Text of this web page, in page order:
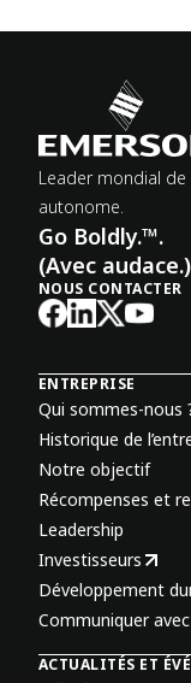
Leader mondial de
autonome.
Go Boldly.™.
(Avec audace.)
NOUS CONTACTER
ENTREPRISE
Qui sommes-nous
Historique de
Notre objectif
Récompenses et
Leadership
Investisseurs
Développement
Communiquer
ACTUALITÉS ET